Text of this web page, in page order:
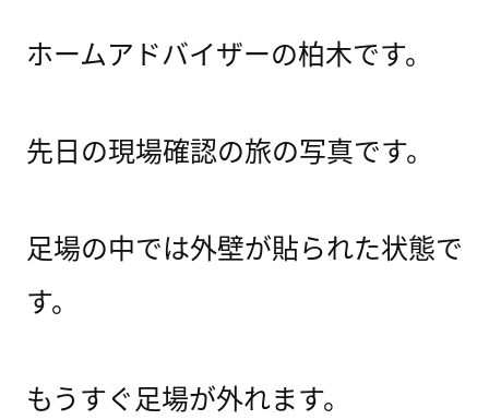
ホームアドバイザーの柏木です。
先日の現場確認の旅の写真です。
足場の中では外壁が貼られた状態で
す。
もうすぐ足場が外れます。